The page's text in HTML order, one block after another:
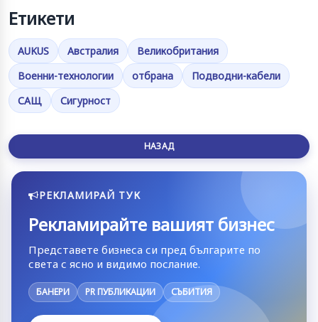
Етикети
AUKUS Австралия
Великобритания
Военни-технологии
отбрана
Подводни-кабели
САЩ
Сигурност
НАЗАД
РЕКЛАМИРАЙ ТУК
Рекламирайте вашият бизнес
Представете бизнеса си пред българите по
света с ясно и видимо послание.
БАНЕРИ PR ПУБЛИКАЦИИ СЪБИТИЯ